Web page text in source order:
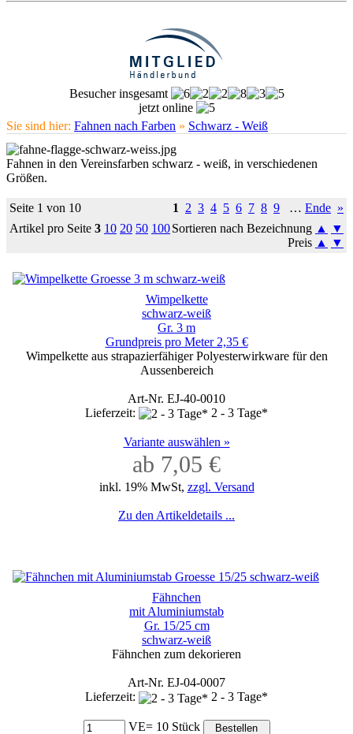
Besucher insgesamt
jetzt online
Sie sind hier: Fahnen nach Farben » Schwarz - Weiß
Fahnen in den Vereinsfarben schwarz - weiß, in verschiedenen
Größen.
Seite 1 von 10 1 2 3 4 5 6 7 8 9 … Ende »
Artikel pro Seite 3 10 20 50 100Sortieren nach Bezeichnung ▲
▼
Preis ▲ ▼
Wimpelkette
schwarz-weiß
Gr. 3 m
Grundpreis pro Meter 2,35 €
Wimpelkette aus strapazierfähiger Polyesterwirkware für den
Aussenbereich
Art-Nr. EJ-40-0010
Lieferzeit:
2 - 3 Tage*
Variante auswählen »
ab 7,05 €
inkl. 19% MwSt, zzgl. Versand
Zu den Artikeldetails ...
Fähnchen
mit Aluminiumstab
Gr. 15/25 cm
schwarz-weiß
Fähnchen zum dekorieren
Art-Nr. EJ-04-0007
Lieferzeit:
2 - 3 Tage*
VE= 10 Stück